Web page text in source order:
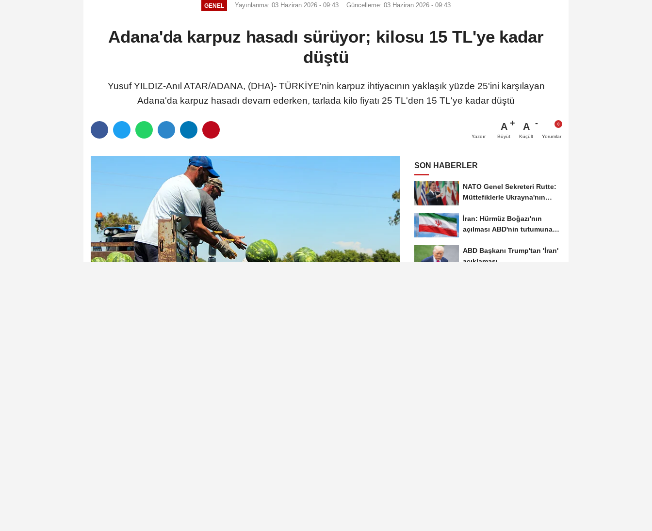
GENEL Yayınlanma: 03 Haziran 2026 - 09:43 Güncelleme: 03 Haziran 2026 - 09:43
Adana'da karpuz hasadı sürüyor; kilosu 15 TL'ye kadar
düştü
Yusuf YILDIZ-Anıl ATAR/ADANA, (DHA)- TÜRKİYE'nin karpuz ihtiyacının yaklaşık yüzde 25'ini karşılayan
Adana'da karpuz hasadı devam ederken, tarlada kilo fiyatı 25 TL'den 15 TL'ye kadar düştü
Yazdır
A
Büyüt
A
Küçült Yorumlar
SON HABERLER
NATO Genel Sekreteri Rutte:
Müttefiklerle Ukrayna'nın
İran: Hürmüz Boğazı'nın
açılması ABD'nin tutumuna
ABD Başkanı Trump'tan 'İran'
açıklaması